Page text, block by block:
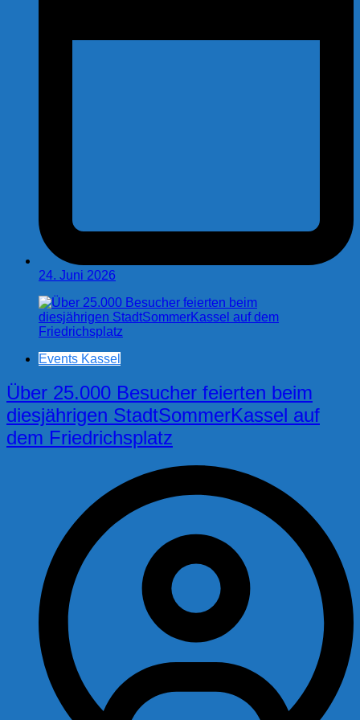
24. Juni 2026
Events Kassel
Über 25.000 Besucher feierten beim
diesjährigen StadtSommerKassel auf
dem Friedrichsplatz